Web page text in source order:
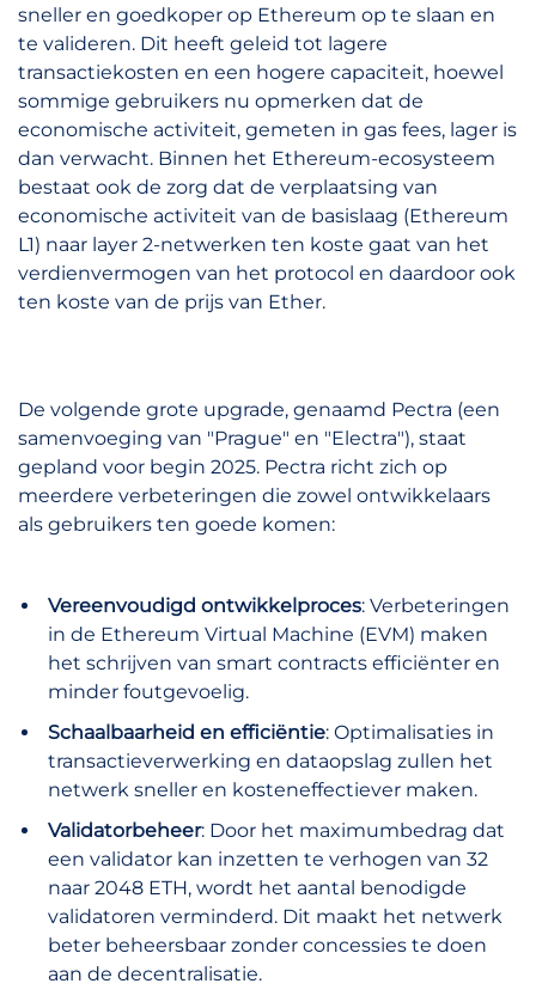
sneller en goedkoper op Ethereum op te slaan en
te valideren. Dit heeft geleid tot lagere
transactiekosten en een hogere capaciteit, hoewel
sommige gebruikers nu opmerken dat de
economische activiteit, gemeten in gas fees, lager is
dan verwacht. Binnen het Ethereum-ecosysteem
bestaat ook de zorg dat de verplaatsing van
economische activiteit van de basislaag (Ethereum
L1) naar layer 2-netwerken ten koste gaat van het
verdienvermogen van het protocol en daardoor ook
ten koste van de prijs van Ether.
De volgende grote upgrade, genaamd Pectra (een
samenvoeging van "Prague" en "Electra"), staat
gepland voor begin 2025. Pectra richt zich op
meerdere verbeteringen die zowel ontwikkelaars
als gebruikers ten goede komen:
Vereenvoudigd ontwikkelproces: Verbeteringen
in de Ethereum Virtual Machine (EVM) maken
het schrijven van smart contracts efficiënter en
minder foutgevoelig.
Schaalbaarheid en efficiëntie: Optimalisaties in
transactieverwerking en dataopslag zullen het
netwerk sneller en kosteneffectiever maken.
Validatorbeheer: Door het maximumbedrag dat
een validator kan inzetten te verhogen van 32
naar 2048 ETH, wordt het aantal benodigde
validatoren verminderd. Dit maakt het netwerk
beter beheersbaar zonder concessies te doen
aan de decentralisatie.